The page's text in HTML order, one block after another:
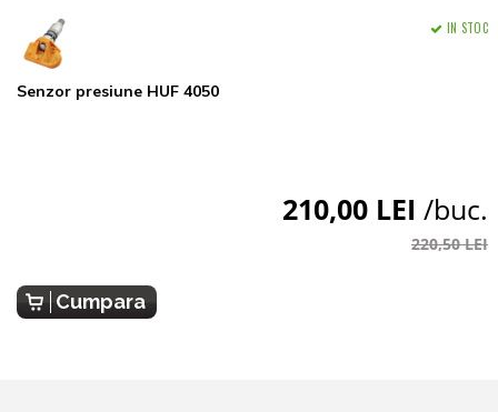
Senzor presiune HUF 4050
IN STOC
210,00 LEI /buc.
220,50 LEI
Cumpara